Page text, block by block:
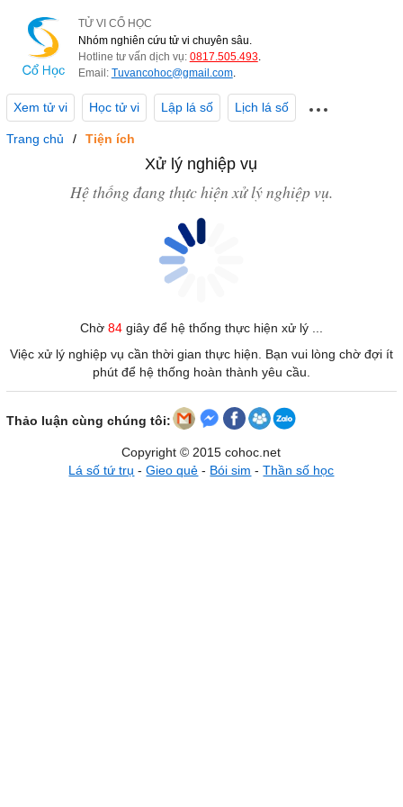
TỬ VI CỔ HỌC
Nhóm nghiên cứu tử vi chuyên sâu.
Hotline tư vấn dịch vụ: 0817.505.493.
Email: Tuvancohoc@gmail.com.
Xem tử vi Học tử vi Lập lá số Lịch lá số
Trang chủ Tiện ích
Xử lý nghiệp vụ
Hệ thống đang thực hiện xử lý nghiệp vụ.
Chờ 84giây để hệ thống thực hiện xử lý ...
Việc xử lý nghiệp vụ cần thời gian thực hiện. Bạn vui lòng chờ đợi ít
phút để hệ thống hoàn thành yêu cầu.
Thảo luận cùng chúng tôi:
Copyright © 2015 cohoc.net
Lá số tứ trụ -Gieo quẻ - Bói sim -Thần số học